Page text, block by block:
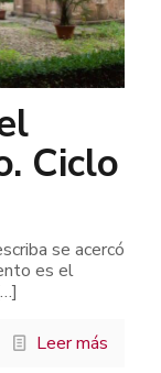
Ciclo
se acercó
es el
Leer más